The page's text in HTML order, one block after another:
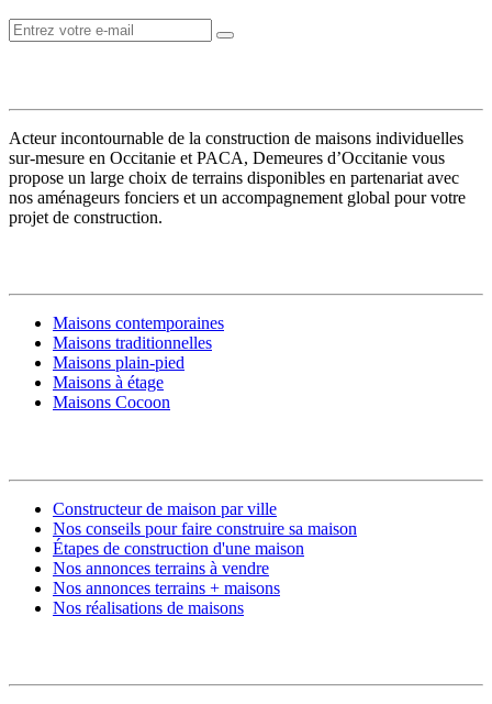
Acteur incontournable de la construction de maisons individuelles
sur-mesure en Occitanie et PACA, Demeures d’Occitanie vous
propose un large choix de terrains disponibles en partenariat avec
nos aménageurs fonciers et un accompagnement global pour votre
projet de construction.
Maisons contemporaines
Maisons traditionnelles
Maisons plain-pied
Maisons à étage
Maisons Cocoon
Constructeur de maison par ville
Nos conseils pour faire construire sa maison
Étapes de construction d'une maison
Nos annonces terrains à vendre
Nos annonces terrains + maisons
Nos réalisations de maisons